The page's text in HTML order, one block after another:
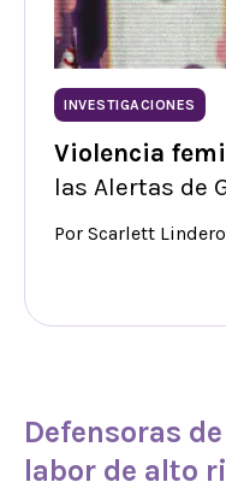
INVESTIGACIONES
Violencia
las Alertas de
Por Scarlett
Defensoras
labor de alto